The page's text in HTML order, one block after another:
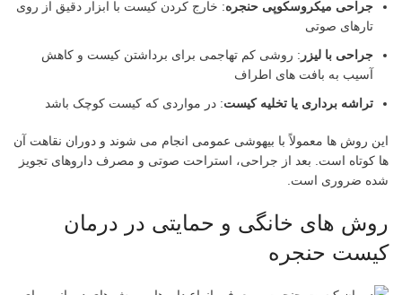
جراحی میکروسکوپی حنجره: خارج کردن کیست با ابزار دقیق از روی
تارهای صوتی
جراحی با لیزر : روشی کم تهاجمی برای برداشتن کیست و کاهش
آسیب به بافت های اطراف
تراشه برداری یا تخلیه کیست: در مواردی که کیست کوچک باشد
این روش ها معمولاً با بیهوشی عمومی انجام می شوند و دوران نقاهت آن
ها کوتاه است. بعد از جراحی، استراحت صوتی و مصرف داروهای تجویز
شده ضروری است.
روش های خانگی و حمایتی در درمان
کیست حنجره